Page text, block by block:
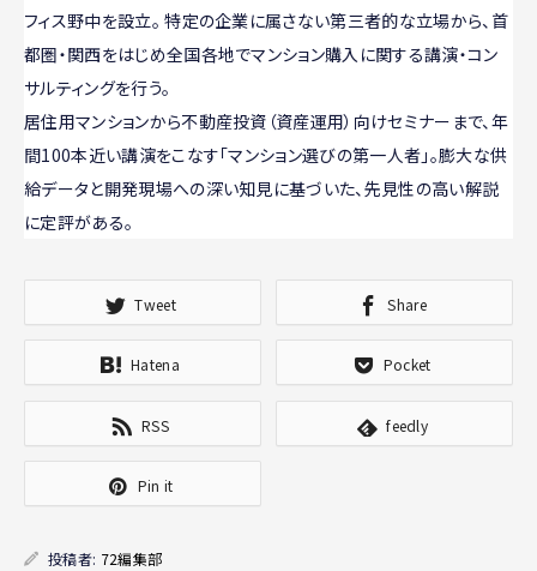
フィス野中を設立。 特定の企業に属さない第三者的な立場から、首
都圏・関西をはじめ全国各地でマンション購入に関する講演・コン
サルティングを行う。
居住用マンションから不動産投資（資産運用）向けセミナーまで、年
間100本近い講演をこなす「マンション選びの第一人者」。膨大な供
給データと開発現場への深い知見に基づいた、先見性の高い解説
に定評がある。
Tweet Share
Hatena Pocket
RSS feedly
Pin it
投稿者: 72編集部